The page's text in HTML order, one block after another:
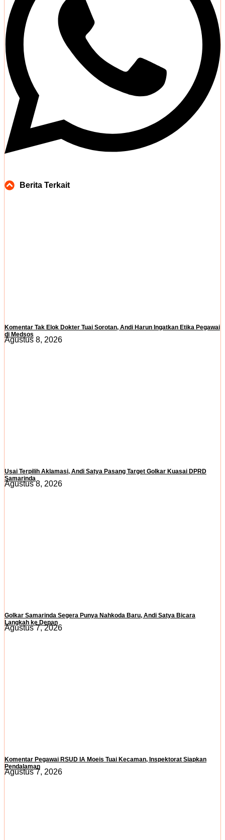
Berita Terkait
Komentar Tak Elok Dokter Tuai Sorotan, Andi Harun Ingatkan Etika Pegawai
di Medsos
Agustus 8, 2026
Usai Terpilih Aklamasi, Andi Satya Pasang Target Golkar Kuasai DPRD
Samarinda
Agustus 8, 2026
Golkar Samarinda Segera Punya Nahkoda Baru, Andi Satya Bicara
Langkah ke Depan
Agustus 7, 2026
Komentar Pegawai RSUD IA Moeis Tuai Kecaman, Inspektorat Siapkan
Pendalaman
Agustus 7, 2026